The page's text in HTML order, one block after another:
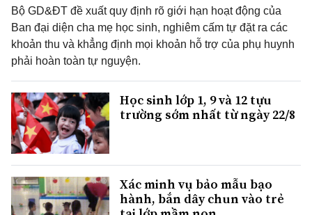
Bộ GD&ĐT đề xuất quy định rõ giới hạn hoạt động của
Ban đại diện cha mẹ học sinh, nghiêm cấm tự đặt ra các
khoản thu và khẳng định mọi khoản hỗ trợ của phụ huynh
phải hoàn toàn tự nguyện.
Học sinh lớp 1, 9 và 12 tựu
trường sớm nhất từ ngày 22/8
Xác minh vụ bảo mẫu bạo
hành, bắn dây chun vào trẻ